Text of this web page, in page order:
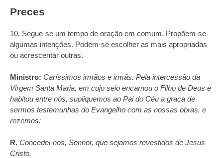
Preces
10. Segue-se um tempo de oração em comum. Propõem‑se
algumas intenções. Podem‑se escolher as mais apropriadas
ou acrescentar outras.
Ministro: Caríssimos irmãos e irmãs. Pela intercessão da
Virgem Santa Maria, em cujo seio encarnou o Filho de Deus e
habitou entre nós, supliquemos ao Pai do Céu a graça de
sermos testemunhas do Evangelho com as nossas obras, e
rezemos:
R. Concedei‑nos, Senhor, que sejamos revestidos de Jesus
Cristo.